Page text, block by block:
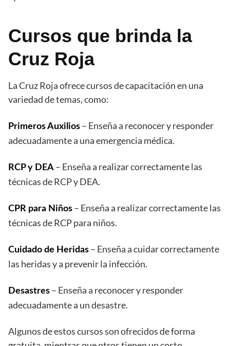
Cursos que brinda la
Cruz Roja
La Cruz Roja ofrece cursos de capacitación en una
variedad de temas, como:
Primeros Auxilios – Enseña a reconocer y responder
adecuadamente a una emergencia médica.
RCP y DEA – Enseña a realizar correctamente las
técnicas de RCP y DEA.
CPR para Niños – Enseña a realizar correctamente las
técnicas de RCP para niños.
Cuidado de Heridas – Enseña a cuidar correctamente
las heridas y a prevenir la infección.
Desastres – Enseña a reconocer y responder
adecuadamente a un desastre.
Algunos de estos cursos son ofrecidos de forma